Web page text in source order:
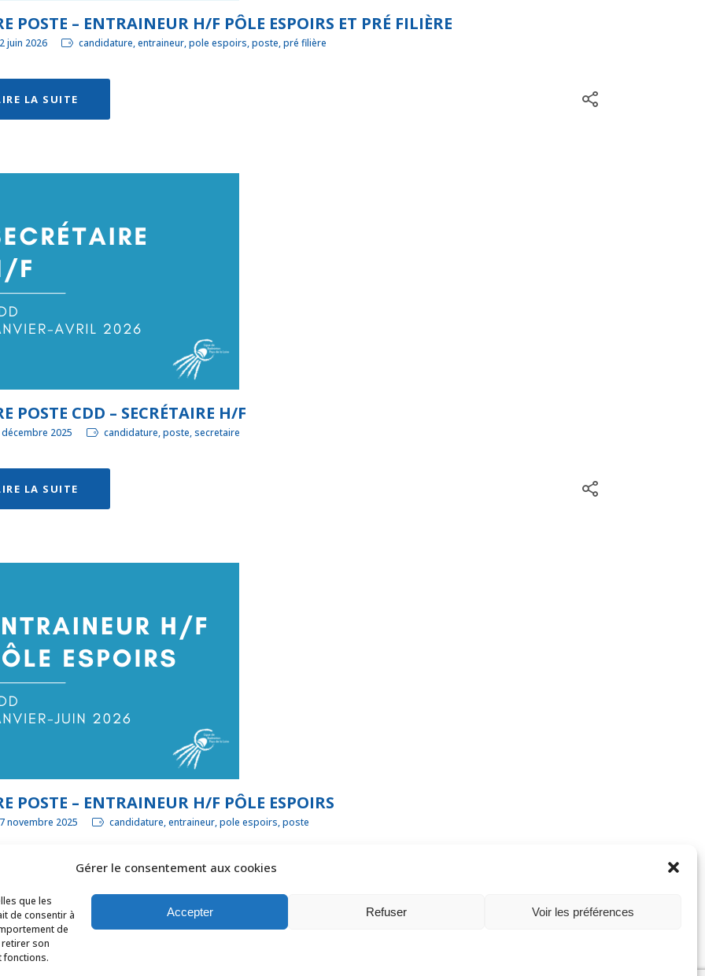
Gérer le consentement aux cookies
que les
de consentir à
de
retirer son
fonctions.
Accepter Refuser Voir les préférences
POSTE – ENTRAINEUR H/F PÔLE ESPOIRS ET PRÉ FILIÈRE
juin 2026 candidature, entraineur, pole espoirs, poste, pré filière
LA SUITE
POSTE CDD – SECRÉTAIRE H/F
décembre 2025 candidature, poste, secretaire
LA SUITE
POSTE – ENTRAINEUR H/F PÔLE ESPOIRS
novembre 2025 candidature, entraineur, pole espoirs, poste